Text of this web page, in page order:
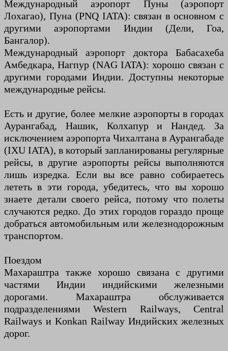
Международный аэропорт Пуны (аэропорт
Лохагао), Пуна (PNQ IATA): связан в основном с
другими аэропортами Индии (Дели, Гоа,
Бангалор).
Международный аэропорт доктора Бабасахеба
Амбедкара, Нагпур (NAG IATA): хорошо связан с
другими городами Индии. Доступны некоторые
международные рейсы.
Есть и другие, более мелкие аэропорты в городах
Аурангабад, Нашик, Колхапур и Нандед. За
исключением аэропорта Чихалтана в Аурангабаде
(IXU IATA), в который запланированы регулярные
рейсы, в другие аэропорты рейсы выполняются
лишь изредка. Если вы все равно собираетесь
лететь в эти города, убедитесь, что вы хорошо
знаете детали своего рейса, потому что полеты
случаются редко. До этих городов гораздо проще
добраться автомобильным или железнодорожным
транспортом.
Поездом
Махараштра также хорошо связана с другими
частями Индии индийскими железными
дорогами. Махараштра обслуживается
подразделениями Western Railways, Central
Railways и Konkan Railway Индийских железных
дорог.